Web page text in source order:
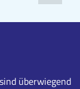
überwiegend